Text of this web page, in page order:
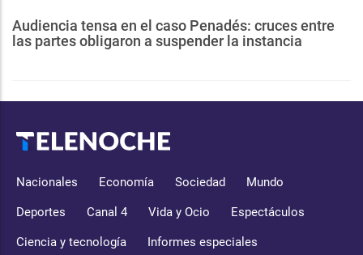
Audiencia tensa en el caso Penadés: cruces entre
las partes obligaron a suspender la instancia
Nacionales Economía Sociedad Mundo
Deportes Canal 4 Vida y Ocio Espectáculos
Ciencia y tecnología Informes especiales